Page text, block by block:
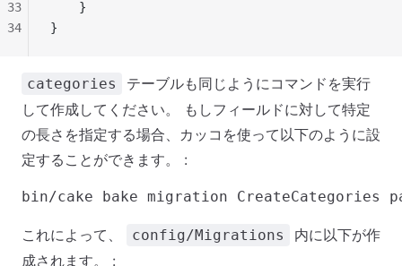
    }
}
33
34
categories
テーブルも同じようにコマンドを実行
して作成してください。 もしフィールドに対して特定
の長さを指定する場合、カッコを使って以下のように設
定することができます。 :
これによって、 config/Migrations
内に以下が作
成されます。 :